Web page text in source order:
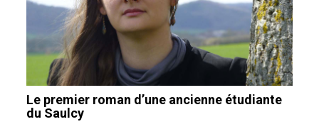
Le premier roman d’une ancienne étudiante
du Saulcy